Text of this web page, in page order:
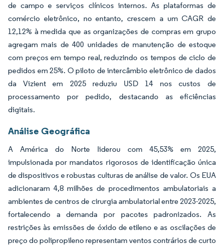
de campo e serviços clínicos internos. As plataformas de
comércio eletrônico, no entanto, crescem a um CAGR de
12,12% à medida que as organizações de compras em grupo
agregam mais de 400 unidades de manutenção de estoque
com preços em tempo real, reduzindo os tempos de ciclo de
pedidos em 25%. O piloto de intercâmbio eletrônico de dados
da Vizient em 2025 reduziu USD 14 nos custos de
processamento por pedido, destacando as eficiências
digitais.
Análise Geográfica
A América do Norte liderou com 45,53% em 2025,
impulsionada por mandatos rigorosos de identificação única
de dispositivos e robustas culturas de análise de valor. Os EUA
adicionaram 4,8 milhões de procedimentos ambulatoriais a
ambientes de centros de cirurgia ambulatorial entre 2023-2025,
fortalecendo a demanda por pacotes padronizados. As
restrições às emissões de óxido de etileno e as oscilações de
preço do polipropileno representam ventos contrários de curto